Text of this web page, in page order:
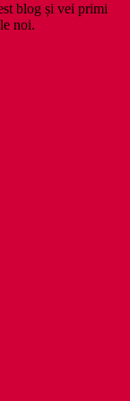
blog și vei primi
noi.